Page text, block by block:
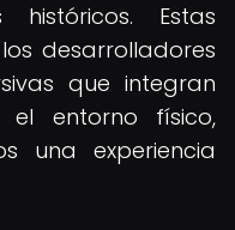
históricos. Estas
desarrolladores
que integran
el entorno físico,
una experiencia